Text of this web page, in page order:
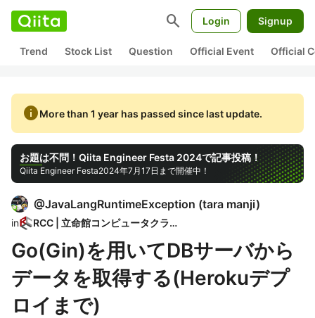
search Login Signup
Trend Stock List Question Official Event Official
infoMore than 1 year has passed since last update.
お題は不問！Qiita Engineer Festa 2024で記事投稿！
Qiita Engineer Festa2024年7月17日まで開催中！
@JavaLangRuntimeException (tara manji)
in RCC | 立命館コンピュータクラブ
Go(Gin)を用いてDBサーバから
データを取得する(Herokuデプ
ロイまで)